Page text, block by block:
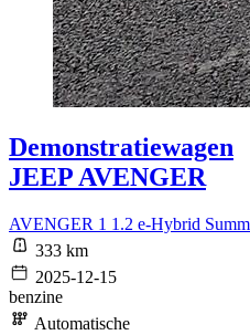
Demonstratiewagen
JEEP AVENGER
AVENGER 1 1.2 e-Hybrid
333 km
2025-12-15
benzine
Automatische